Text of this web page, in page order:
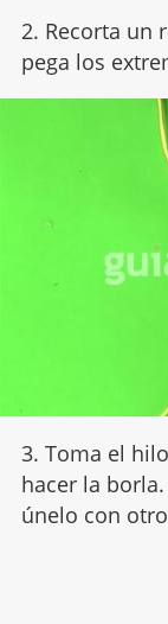
2. Recorta un
pega los
3. Toma el
hacer la
únelo con